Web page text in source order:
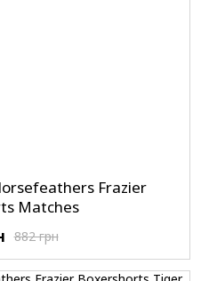
Frazier
Matches
882 грн